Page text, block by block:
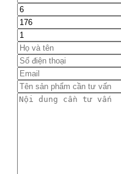
0
Chưa có sản
0